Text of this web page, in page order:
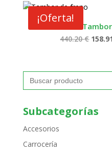
¡Oferta!
440.20€ El
158.91
Buscar:
Subcategorías
Accesorios
Carrocería